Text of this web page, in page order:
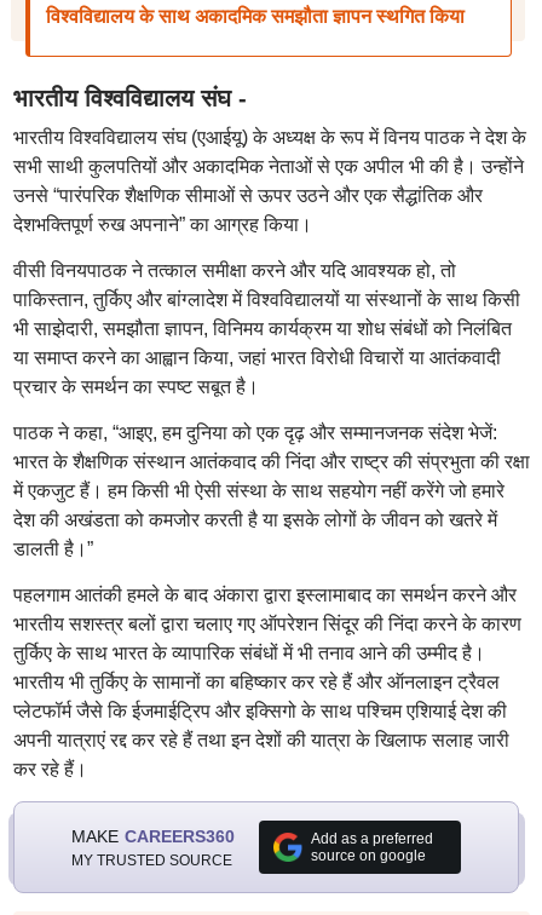
विश्वविद्यालय के साथ अकादमिक समझौता ज्ञापन स्थगित किया
भारतीय विश्वविद्यालय संघ -
भारतीय विश्वविद्यालय संघ (एआईयू) के अध्यक्ष के रूप में विनय पाठक ने देश के
सभी साथी कुलपतियों और अकादमिक नेताओं से एक अपील भी की है। उन्होंने
उनसे “पारंपरिक शैक्षणिक सीमाओं से ऊपर उठने और एक सैद्धांतिक और
देशभक्तिपूर्ण रुख अपनाने” का आग्रह किया।
वीसी विनयपाठक ने तत्काल समीक्षा करने और यदि आवश्यक हो, तो
पाकिस्तान, तुर्किए और बांग्लादेश में विश्वविद्यालयों या संस्थानों के साथ किसी
भी साझेदारी, समझौता ज्ञापन, विनिमय कार्यक्रम या शोध संबंधों को निलंबित
या समाप्त करने का आह्वान किया, जहां भारत विरोधी विचारों या आतंकवादी
प्रचार के समर्थन का स्पष्ट सबूत है।
पाठक ने कहा, “आइए, हम दुनिया को एक दृढ़ और सम्मानजनक संदेश भेजें:
भारत के शैक्षणिक संस्थान आतंकवाद की निंदा और राष्ट्र की संप्रभुता की रक्षा
में एकजुट हैं। हम किसी भी ऐसी संस्था के साथ सहयोग नहीं करेंगे जो हमारे
देश की अखंडता को कमजोर करती है या इसके लोगों के जीवन को खतरे में
डालती है।”
पहलगाम आतंकी हमले के बाद अंकारा द्वारा इस्लामाबाद का समर्थन करने और
भारतीय सशस्त्र बलों द्वारा चलाए गए ऑपरेशन सिंदूर की निंदा करने के कारण
तुर्किए के साथ भारत के व्यापारिक संबंधों में भी तनाव आने की उम्मीद है।
भारतीय भी तुर्किए के सामानों का बहिष्कार कर रहे हैं और ऑनलाइन ट्रैवल
प्लेटफॉर्म जैसे कि ईजमाईट्रिप और इक्सिगो के साथ पश्चिम एशियाई देश की
अपनी यात्राएं रद्द कर रहे हैं तथा इन देशों की यात्रा के खिलाफ सलाह जारी
कर रहे हैं।
MAKE CAREERS360
MY TRUSTED SOURCE
Add as a preferred
source on google